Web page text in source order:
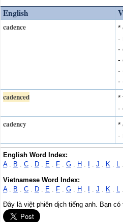
English
cadence
*
-
-
-
-
-
cadenced
*
-
cadency
*
-
English Word Index:
A. B . C . D . E . F . G . H . . J . K . L .
Vietnamese Word Index:
A. B C D E F G H J K
Đây là việt phiên dịch tiếng anh. Bạn